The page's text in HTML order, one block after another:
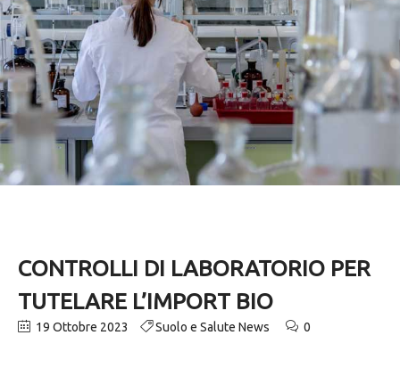
CONTROLLI DI LABORATORIO PER
TUTELARE L’IMPORT BIO
19 Ottobre 2023 Suolo e Salute News 0